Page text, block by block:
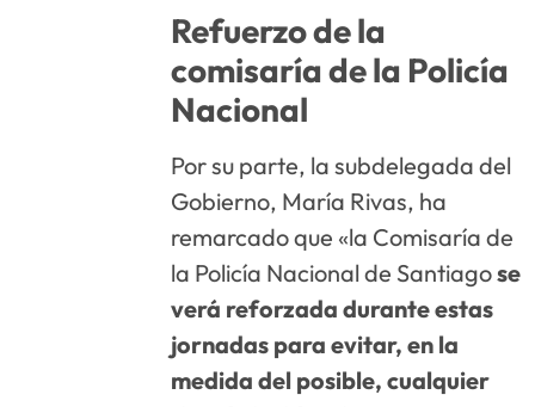
Refuerzo de la
comisaría de la Policía
Nacional
Por su parte, la subdelegada del
Gobierno, María Rivas, ha
remarcado que «la Comisaría de
la Policía Nacional de Santiagose
verá reforzada durante estas
jornadas para evitar, en la
medida del posible, cualquier